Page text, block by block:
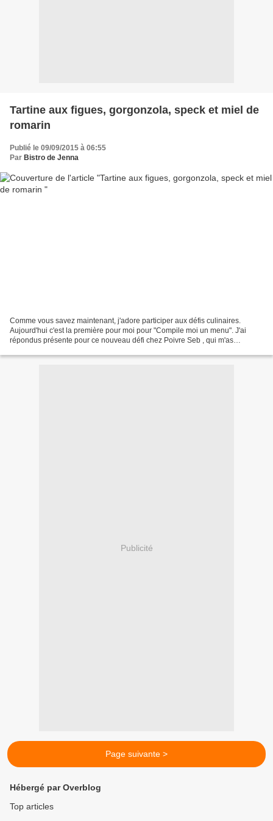
Tartine aux figues, gorgonzola, speck et miel de
romarin
Publié le 09/09/2015 à 06:55
Par Bistro de Jenna
Comme vous savez maintenant, j'adore participer aux défis culinaires.
Aujourd'hui c'est la première pour moi pour "Compile moi un menu". J'ai
répondus présente pour ce nouveau défi chez Poivre Seb , qui m'as
Publicité
Page suivante >
Hébergé par Overblog
Top articles